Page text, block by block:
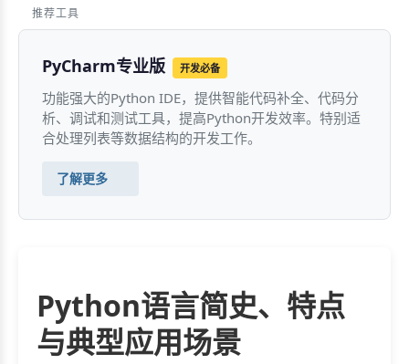
推荐工具
PyCharm专业版 开发必备
功能强大的Python IDE，提供智能代码补全、代码分
析、调试和测试工具，提高Python开发效率。特别适
合处理列表等数据结构的开发工作。
了解更多
Python语言简史、特点
与典型应用场景